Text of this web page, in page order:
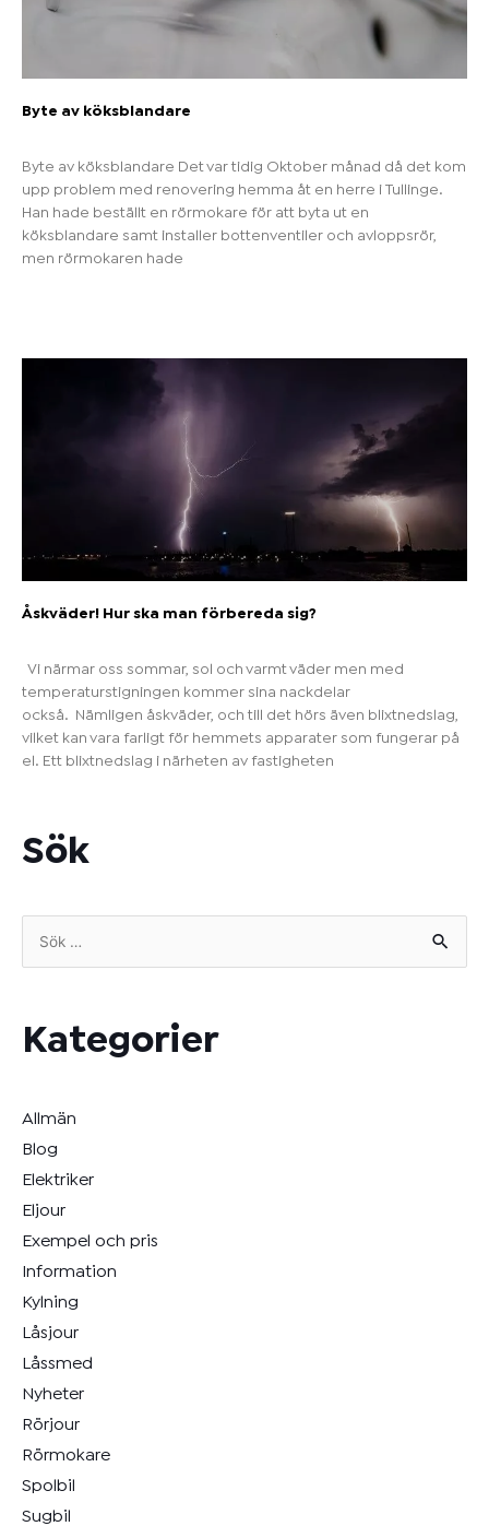
Byte av köksblandare
Byte av köksblandare Det var tidig Oktober månad då det kom
upp problem med renovering hemma åt en herre i Tullinge.
Han hade beställt en rörmokare för att byta ut en
köksblandare samt installer bottenventiler och avloppsrör,
men rörmokaren hade
Åskväder! Hur ska man förbereda sig?
Vi närmar oss sommar, sol och varmt väder men med
temperaturstigningen kommer sina nackdelar
också. Nämligen åskväder, och till det hörs även blixtnedslag,
vilket kan vara farligt för hemmets apparater som fungerar på
el. Ett blixtnedslag i närheten av fastigheten
Sök
Sök
Kategorier
Allmän
Blog
Elektriker
Eljour
Exempel och pris
Information
Kylning
Låsjour
Låssmed
Nyheter
Rörjour
Rörmokare
Spolbil
Sugbil